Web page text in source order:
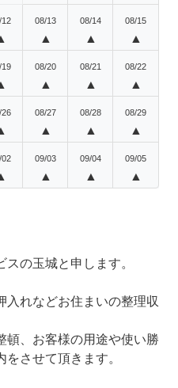
12 08/13
▲
08/14
▲
08/15
▲
19 08/20
▲
08/21
▲
08/22
▲
26 08/27
▲
08/28
▲
08/29
▲
02 09/03
▲
09/04
▲
09/05
▲
の玉城と申します。
入れなどお住まいの整理収
頓、お客様の用途や使い勝
させて頂きます。